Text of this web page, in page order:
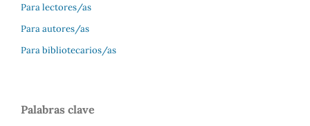
Para lectores/as
Para autores/as
Para bibliotecarios/as
Palabras clave